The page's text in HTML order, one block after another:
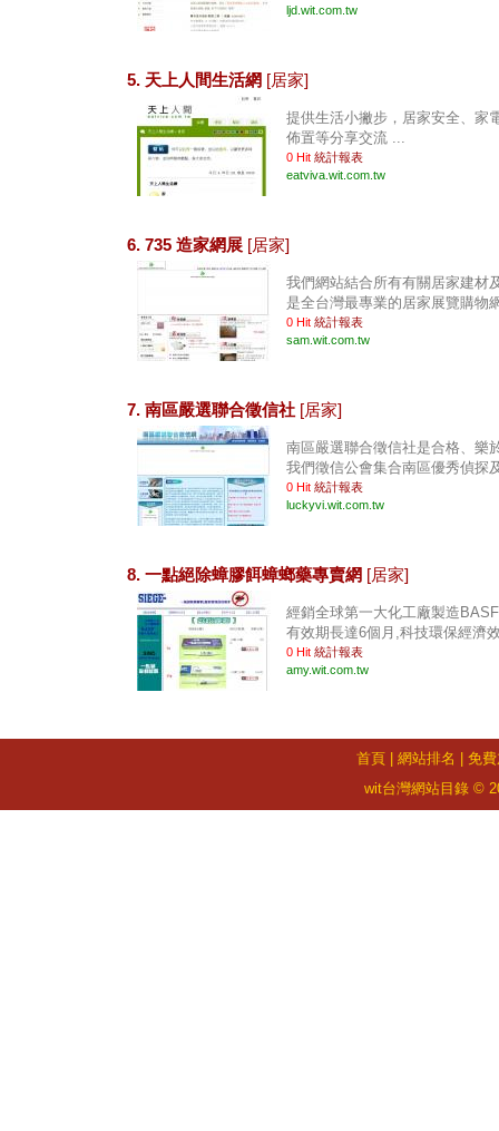
ljd.wit.com.tw
5. 天上人間生活網 [居家]
提供生活小撇步，居家安全、家
佈置等分享交流 ...
0 Hit 統計報表
eatviva.wit.com.tw
6. 735 造家網展 [居家]
我們網站結合所有有關居家建材
是全台灣最專業的居家展覽購物
0 Hit 統計報表
sam.wit.com.tw
7. 南區嚴選聯合徵信社 [居家]
南區嚴選聯合徵信社是合格、樂
我們徵信公會集合南區優秀偵探
0 Hit 統計報表
luckyvi.wit.com.tw
8. 一點絕除蟑膠餌蟑螂藥專賣網 [居家]
經銷全球第一大化工廠製造
有效期長達6個月,科技環保經濟
0 Hit 統計報表
amy.wit.com.tw
首頁| 網站排名
免
wit台灣網站目錄 ©